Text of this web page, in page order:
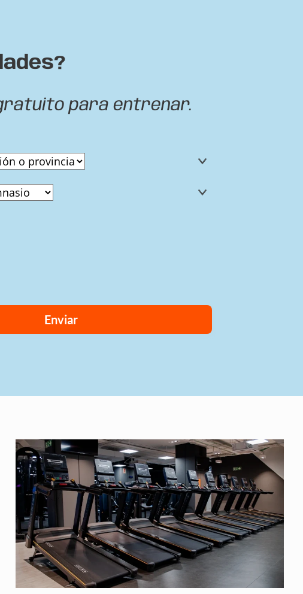
para entrenar.